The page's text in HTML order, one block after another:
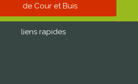
de Cour et Buis
liens rapides